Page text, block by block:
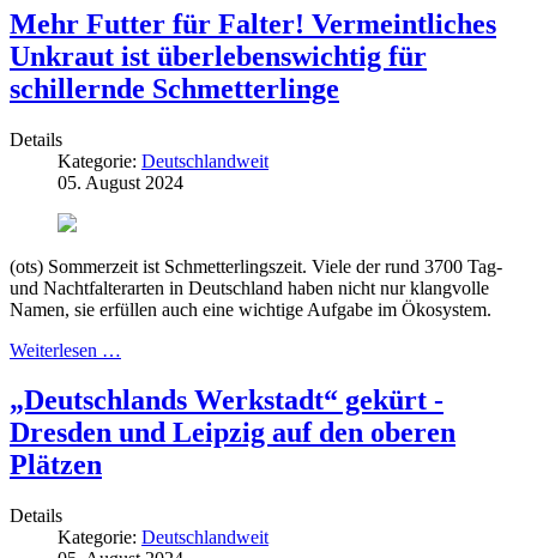
Mehr Futter für Falter! Vermeintliches
Unkraut ist überlebenswichtig für
schillernde Schmetterlinge
Details
Kategorie: Deutschlandweit
05. August 2024
(ots) Sommerzeit ist Schmetterlingszeit. Viele der rund 3700 Tag-
und Nachtfalterarten in Deutschland haben nicht nur klangvolle
Namen, sie erfüllen auch eine wichtige Aufgabe im Ökosystem.
Weiterlesen …
„Deutschlands Werkstadt“ gekürt -
Dresden und Leipzig auf den oberen
Plätzen
Details
Kategorie: Deutschlandweit